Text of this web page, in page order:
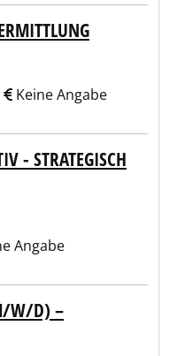
Keine Angabe
- STRATEGISCH
Angabe
W/D) –